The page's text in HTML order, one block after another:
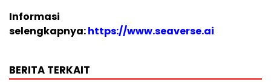
Informasi
selengkapnya:https://www.seaverse.ai
BERITA TERKAIT